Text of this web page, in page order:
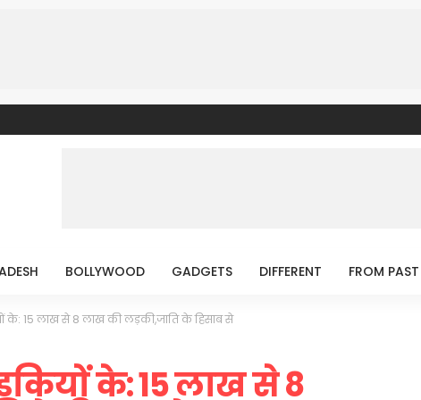
BOLLYWOOD GADGETS DIFFERENT FROM PAST
के: 15 लाख से 8 लाख की लड़की,जाति के हिसाब से
के: 15 लाख से 8